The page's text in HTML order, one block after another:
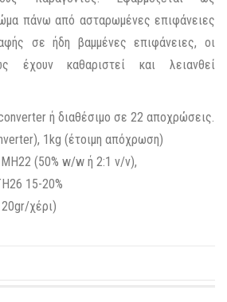
πάνω από ασταρωμένες επιφάνειες
σε ήδη βαμμένες επιφάνειες, οι
έχουν καθαριστεί και λειανθεί
ή διαθέσιμο σε 22 αποχρώσεις.
1kg (έτοιμη απόχρωση)
MH22 (50% w/w ή 2:1 v/v),
15-20%
χέρι)